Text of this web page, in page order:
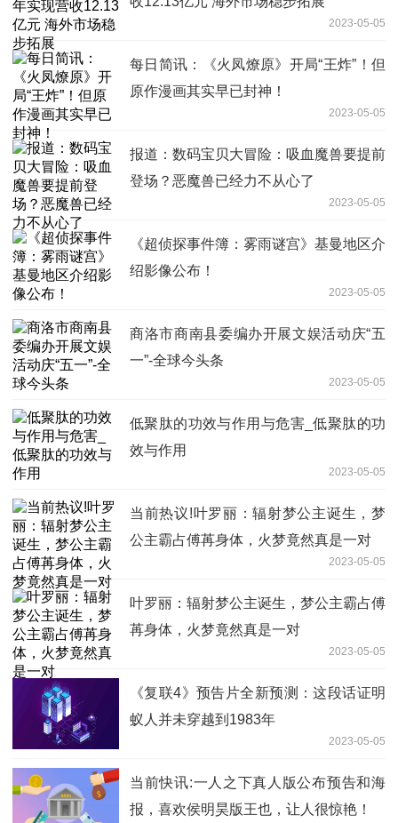
2023-05-05
每日简讯：《火凤燎原》开局“王炸”！但
原作漫画其实早已封神！
2023-05-05
报道：数码宝贝大冒险：吸血魔兽要提前
登场？恶魔兽已经力不从心了
2023-05-05
《超侦探事件簿：雾雨谜宫》基曼地区介
绍影像公布！
2023-05-05
商洛市商南县委编办开展文娱活动庆“五
一”-全球今头条
2023-05-05
低聚肽的功效与作用与危害_低聚肽的功
效与作用
2023-05-05
当前热议!叶罗丽：辐射梦公主诞生，梦
公主霸占傅苒身体，火梦竟然真是一对
2023-05-05
叶罗丽：辐射梦公主诞生，梦公主霸占傅
苒身体，火梦竟然真是一对
2023-05-05
《复联4》预告片全新预测：这段话证明
蚁人并未穿越到1983年
2023-05-05
当前快讯:一人之下真人版公布预告和海
报，喜欢侯明昊版王也，让人很惊艳！